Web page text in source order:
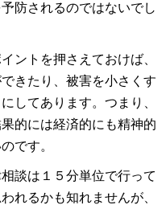
防されるのではないでし
ントを押さえておけば、
きたり、被害を小さくす
してあります。つまり、
的には経済的にも精神的
です。
談は１５分単位で行って
れるかも知れませんが、